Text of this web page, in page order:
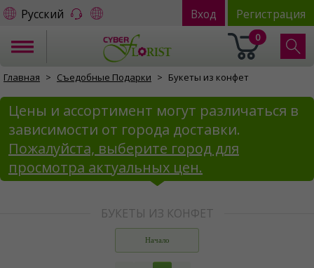
Русский Вход Регистрация
0
Главная Съедобные Подарки Букеты из конфет
Цены и ассортимент могут различаться в
зависимости от города доставки.
Пожалуйста, выберите город для
просмотра актуальных цен.
БУКЕТЫ ИЗ КОНФЕТ
Начало